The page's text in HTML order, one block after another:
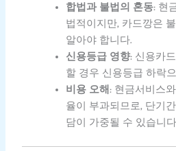
합법과 불법의 혼동: 현
법적이지만, 카드깡은
알아야 합니다.
신용등급 영향: 신용카
할 경우 신용등급 하락
비용 오해: 현금서비스
율이 부과되므로, 단기
담이 가중될 수 있습니